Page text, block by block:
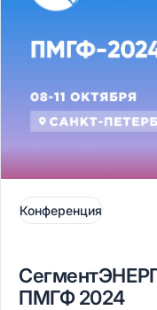
Конференция
ПМГФ 2024